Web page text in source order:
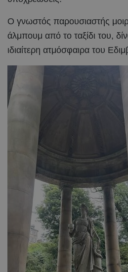
Ο γνωστός παρουσιαστής
άλμπουμ από το ταξίδι του,
ιδιαίτερη ατμόσφαιρα του